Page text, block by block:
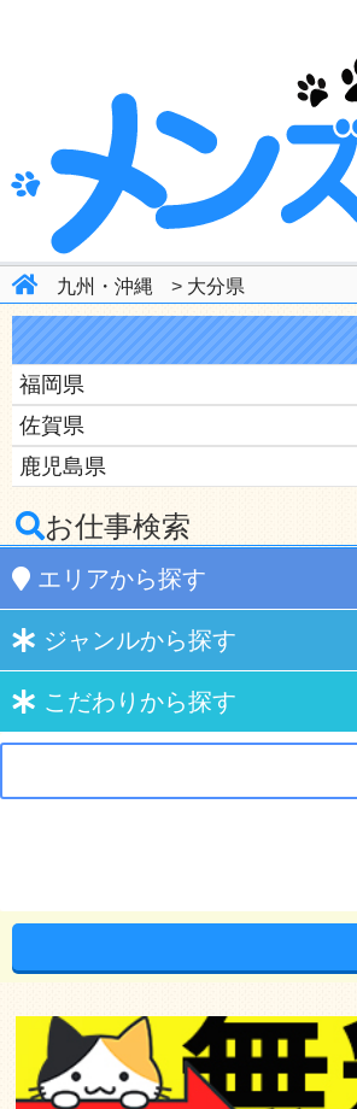
九州・沖縄 > 大分県
福岡県
佐賀県
鹿児島県
お仕事検索
エリアから探す
ジャンルから探す
こだわり から探す